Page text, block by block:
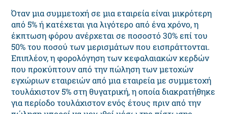
Όταν μια συμμετοχή σε μια εταιρεία είναι μικρότερη
από 5% ή κατέχεται για λιγότερο από ένα χρόνο, η
έκπτωση φόρου ανέρχεται σε ποσοστό 30% επί του
50% του ποσού των μερισμάτων που εισπράττονται.
Επιπλέον, η φορολόγηση των κεφαλαιακών κερδών
που προκύπτουν από την πώληση των μετοχών
εγχώριων εταιρειών από μια εταιρεία με συμμετοχή
τουλάχιστον 5% στη θυγατρική, η οποία διακρατήθηκε
για περίοδο τουλάχιστον ενός έτους πριν από την